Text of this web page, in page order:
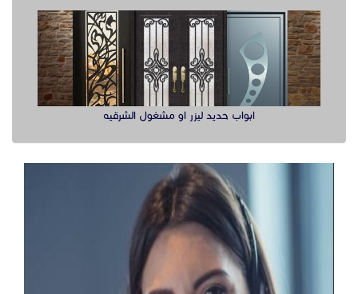
ابواب حديد ليزر او مشغول الشرقيه